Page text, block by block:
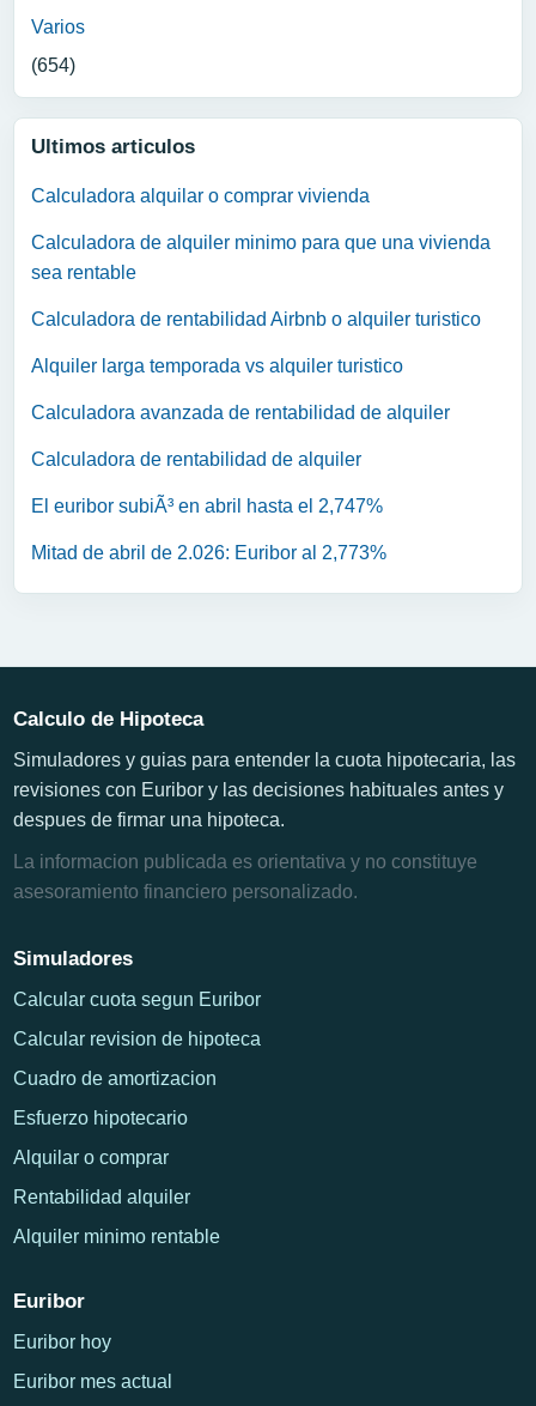
Varios
(654)
Ultimos articulos
Calculadora alquilar o comprar vivienda
Calculadora de alquiler minimo para que una vivienda
sea rentable
Calculadora de rentabilidad Airbnb o alquiler turistico
Alquiler larga temporada vs alquiler turistico
Calculadora avanzada de rentabilidad de alquiler
Calculadora de rentabilidad de alquiler
El euribor subiÃ³ en abril hasta el 2,747%
Mitad de abril de 2.026: Euribor al 2,773%
Calculo de Hipoteca
Simuladores y guias para entender la cuota hipotecaria, las
revisiones con Euribor y las decisiones habituales antes y
despues de firmar una hipoteca.
La informacion publicada es orientativa y no constituye
asesoramiento financiero personalizado.
Simuladores
Calcular cuota segun Euribor
Calcular revision de hipoteca
Cuadro de amortizacion
Esfuerzo hipotecario
Alquilar o comprar
Rentabilidad alquiler
Alquiler minimo rentable
Euribor
Euribor hoy
Euribor mes actual